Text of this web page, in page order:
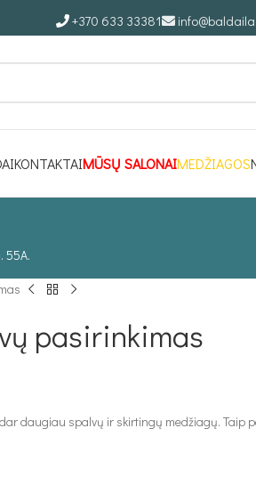
+370 633 33381
KONTAKTAIMŪSŲ SALONAIMEDŽIAGOS
55A.
pasirinkimas
daugiau spalvų ir skirtingų medžiagų. Taip